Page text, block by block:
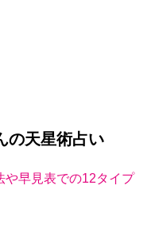
の天星術占い
や早見表での12タイプ